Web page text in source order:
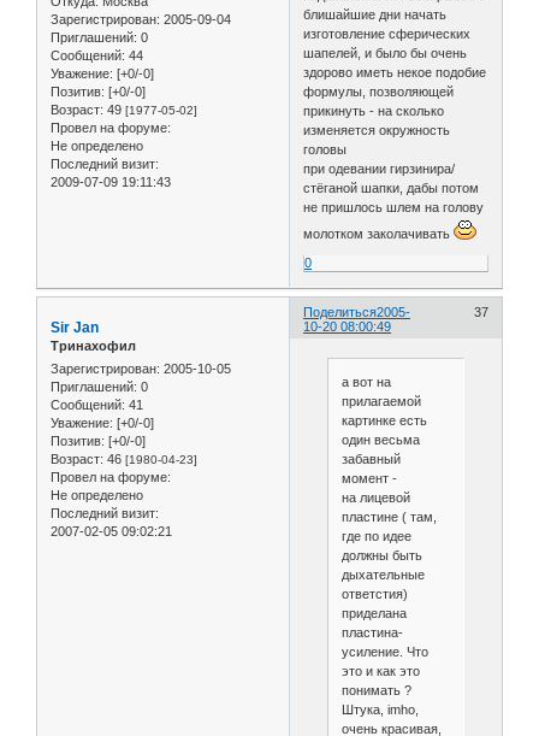
Зарегистрирован: 2005-09-04
Приглашений: 0
Сообщений: 44
Уважение: [+0/-0]
Позитив: [+0/-0]
Возраст: 49 [1977-05-02]
Провел на форуме:
Не определено
Последний визит:
2009-07-09 19:11:43
блишайшие дни начать
изготовление сферических
шапелей, и было бы очень
здорово иметь некое подобие
формулы, позволяющей
прикинуть - на сколько
изменяется окружность
головы
при одевании гирзинира/
стёганой шапки, дабы потом
не пришлось шлем на голову
молотком заколачивать
0
Поделиться 37
2005-
10-20 08:00:49
Sir Jan
Тринахофил
Зарегистрирован: 2005-10-05
Приглашений: 0
Сообщений: 41
Уважение: [+0/-0]
Позитив: [+0/-0]
Возраст: 46 [1980-04-23]
Провел на форуме:
Не определено
Последний визит:
2007-02-05 09:02:21
а вот на
прилагаемой
картинке есть
один весьма
забавный
момент -
на лицевой
пластине ( там,
где по идее
должны быть
дыхательные
ответстия)
приделана
пластина-
усиление. Что
это и как это
понимать ?
Штука, imho,
очень красивая,